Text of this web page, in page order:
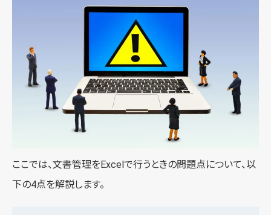
ここでは、文書管理をExcelで行うときの問題点について、以
下の4点を解説します。